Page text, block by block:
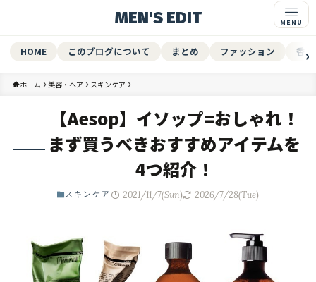
MEN'S EDIT
HOME このブログについて まとめ ファッション 香水
ホーム 美容・ヘア スキンケア
【Aesop】イソップ=おしゃれ！
まず買うべきおすすめアイテムを
4つ紹介！
スキンケア 2021/11/7(Sun) 2026/7/28(Tue)